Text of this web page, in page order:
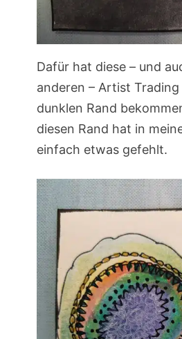
Dafür hat diese – und
anderen – Artist Trading
dunklen Rand
diesen Rand hat in
einfach etwas gefehlt.